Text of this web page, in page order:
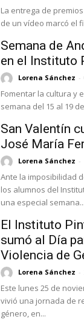
La entrega de
de un vídeo marcó el
Semana de
en el Instituto
Lorena Sánchez -
Fomentar la cultura y
semana del 15 al 19
San Valentín
José María
Lorena Sánchez -
Ante la imposibilidad
los alumnos del
una especial semana...
El Instituto
sumó al Día
Violencia de
Lorena Sánchez -
Este lunes 25 de
vivió una jornada de
género, en...